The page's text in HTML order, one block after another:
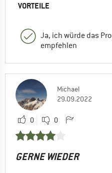
VORTEILE
Ja, ich würde das
empfehlen
Michael
29.09.2022
0 0
GERNE WIEDER